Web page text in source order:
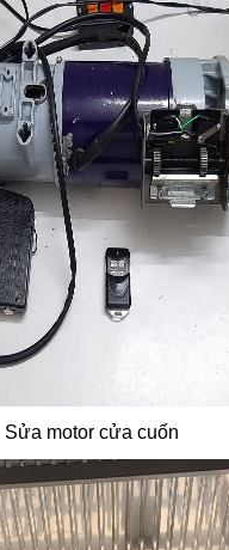
Sửa motor cửa cuốn